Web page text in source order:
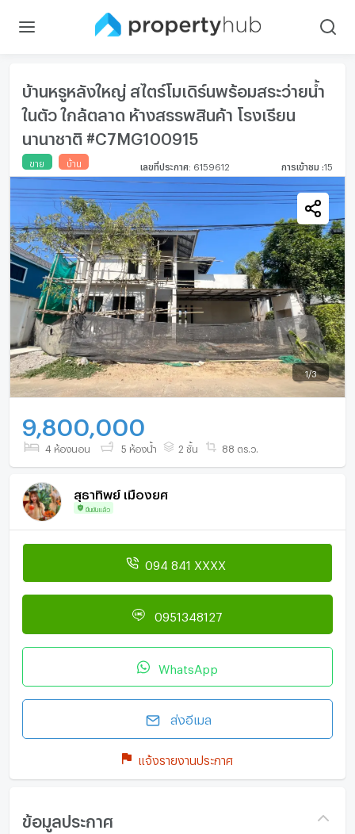
บ้านหรูหลังใหญ่ สไตร์โมเดิร์นพร้อมสระว่ายน้ำ
ในตัว ใกล้ตลาด ห้างสรรพสินค้า โรงเรียน
นานาชาติ #C7MG100915
ขาย บ้าน เลขที่ประกาศ 6159612 การเข้าชม :15
1/3
9,800,000
4 ห้องนอน 5 ห้องน้ำ 2 ชั้น 88 ตร.ว.
สุธาทิพย์ เมืองยศ
ยืนยันแล้ว
094 841 XXXX
0951348127
WhatsApp
ส่งอีเมล
แจ้งรายงานประกาศ
ข้อมูลประกาศ